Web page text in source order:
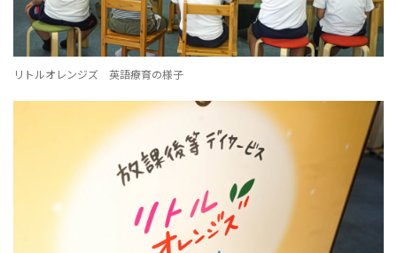
リトルオレンジズ 英語療育の様子